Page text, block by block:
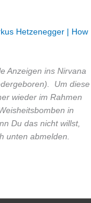
Hetzenegger | How
Anzeigen ins Nirvana
Um diese
wieder im Rahmen
in
Du das nicht willst,
unten abmelden.